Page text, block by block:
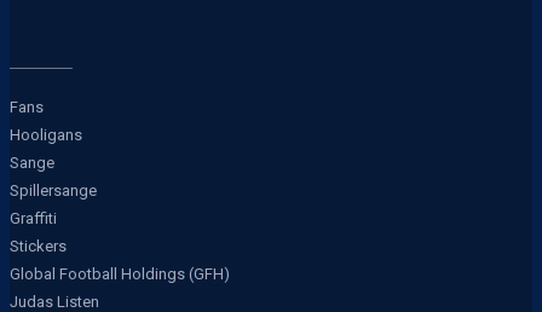
Fans
Hooligans
Sange
Spillersange
Graffiti
Stickers
Global Football Holdings (GFH)
Judas Listen